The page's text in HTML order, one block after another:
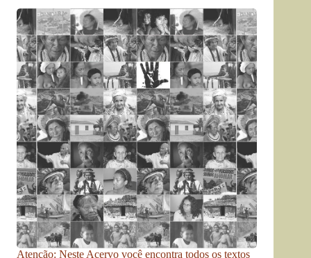
Atenção: Neste Acervo você encontra todos os textos